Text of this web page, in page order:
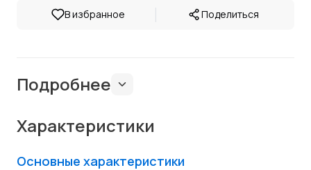
В избранное | Поделиться
Подробнее
Характеристики
Основные характеристики